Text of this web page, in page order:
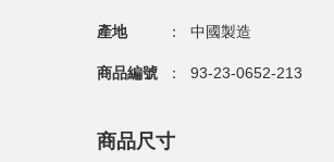
產地 ： 中國製造
商品編號 ： 93-23-0652-213
商品尺寸